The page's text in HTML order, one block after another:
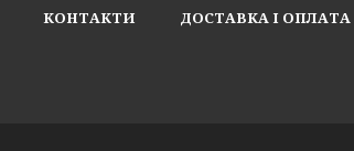
КОНТАКТИ ДОСТАВКА І ОПЛАТА